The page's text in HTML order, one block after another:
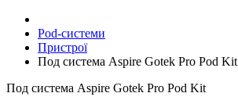
Pod-системи
Пристрої
Под система Aspire Gotek Pro Pod Kit
Под система Aspire Gotek Pro Pod Kit